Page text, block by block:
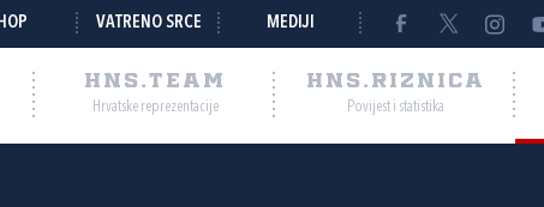
VATRENO SRCE MEDIJI
HNS.TEAM
Hrvatske reprezentacije
HNS.RIZNICA
Povijest i statistika